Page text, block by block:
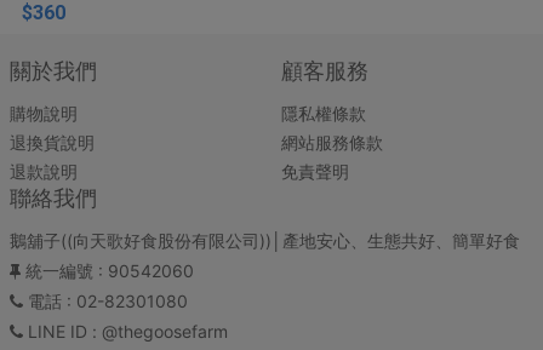
$360
關於我們
購物說明
退換貨說明
退款說明
顧客服務
隱私權條款
網站服務條款
免責聲明
聯絡我們
鵝舖子((向天歌好食股份有限公司))│產地安心、生態共好、簡單好食
統一編號 : 90542060
電話: 02-82301080
LINE ID : @thegoosefarm